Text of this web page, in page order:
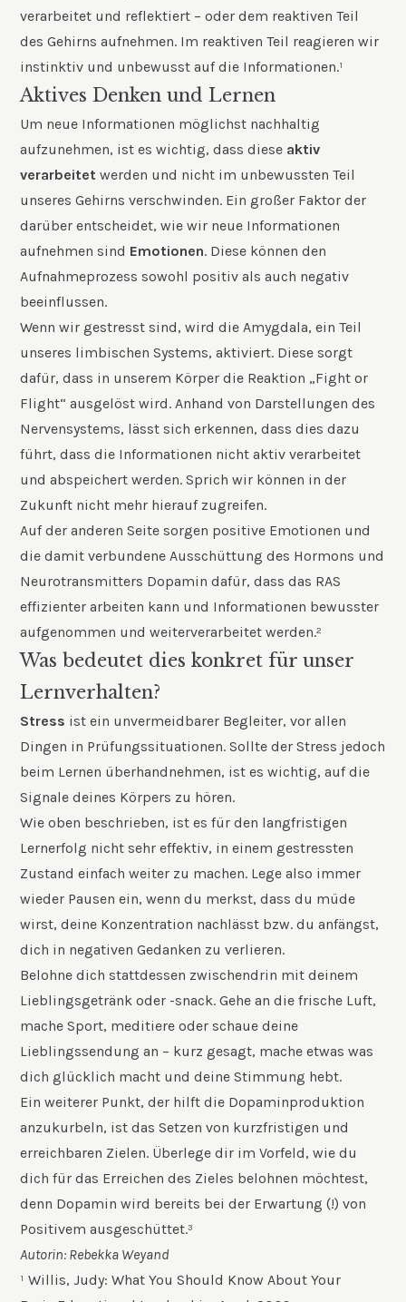
verarbeitet und reflektiert – oder dem reaktiven Teil
des Gehirns aufnehmen. Im reaktiven Teil reagieren wir
instinktiv und unbewusst auf die Informationen.¹
Aktives Denken und Lernen
Um neue Informationen möglichst nachhaltig
aufzunehmen, ist es wichtig, dass diese aktiv
verarbeitet werden und nicht im unbewussten Teil
unseres Gehirns verschwinden. Ein großer Faktor der
darüber entscheidet, wie wir neue Informationen
aufnehmen sind Emotionen. Diese können den
Aufnahmeprozess sowohl positiv als auch negativ
beeinflussen.
Wenn wir gestresst sind, wird die Amygdala, ein Teil
unseres limbischen Systems, aktiviert. Diese sorgt
dafür, dass in unserem Körper die Reaktion „Fight or
Flight“ ausgelöst wird. Anhand von Darstellungen des
Nervensystems, lässt sich erkennen, dass dies dazu
führt, dass die Informationen nicht aktiv verarbeitet
und abspeichert werden. Sprich wir können in der
Zukunft nicht mehr hierauf zugreifen.
Auf der anderen Seite sorgen positive Emotionen und
die damit verbundene Ausschüttung des Hormons und
Neurotransmitters Dopamin dafür, dass das RAS
effizienter arbeiten kann und Informationen bewusster
aufgenommen und weiterverarbeitet werden.²
Was bedeutet dies konkret für unser
Lernverhalten?
Stress ist ein unvermeidbarer Begleiter, vor allen
Dingen in Prüfungssituationen. Sollte der Stress jedoch
beim Lernen überhandnehmen, ist es wichtig, auf die
Signale deines Körpers zu hören.
Wie oben beschrieben, ist es für den langfristigen
Lernerfolg nicht sehr effektiv, in einem gestressten
Zustand einfach weiter zu machen. Lege also immer
wieder Pausen ein, wenn du merkst, dass du müde
wirst, deine Konzentration nachlässt bzw. du anfängst,
dich in negativen Gedanken zu verlieren.
Belohne dich stattdessen zwischendrin mit deinem
Lieblingsgetränk oder -snack. Gehe an die frische Luft,
mache Sport, meditiere oder schaue deine
Lieblingssendung an – kurz gesagt, mache etwas was
dich glücklich macht und deine Stimmung hebt.
Ein weiterer Punkt, der hilft die Dopaminproduktion
anzukurbeln, ist das Setzen von kurzfristigen und
erreichbaren Zielen. Überlege dir im Vorfeld, wie du
dich für das Erreichen des Zieles belohnen möchtest,
denn Dopamin wird bereits bei der Erwartung (!) von
Positivem ausgeschüttet.³
Autorin: Rebekka Weyand
¹ Willis, Judy: What You Should Know About Your